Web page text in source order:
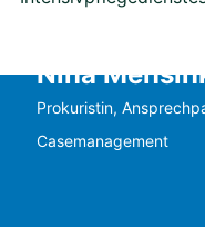
Nina
Prokuristin,
Casemanagement